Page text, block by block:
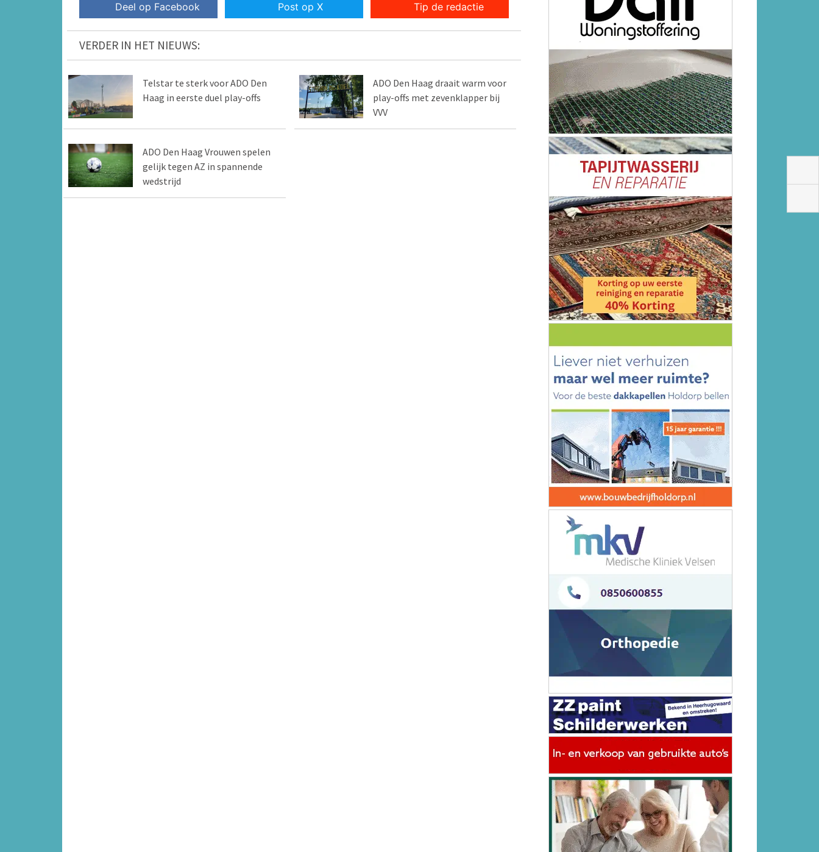
Deel op Facebook Post op X Tip de redactie
VERDER IN HET NIEUWS:
Telstar te sterk voor ADO Den
Haag in eerste duel play-offs
ADO Den Haag draait warm voor
play-offs met zevenklapper bij
VVV
ADO Den Haag Vrouwen spelen
gelijk tegen AZ in spannende
wedstrijd